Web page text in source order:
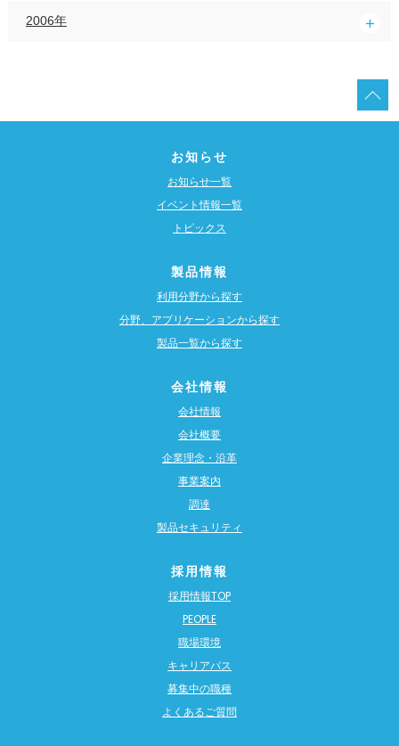
2006年
お知らせ
お知らせ一覧
イベント情報一覧
トピックス
製品情報
利用分野から探す
分野、アプリケーションから探す
製品一覧から探す
会社情報
会社情報
会社概要
企業理念・沿革
事業案内
調達
製品セキュリティ
採用情報
採用情報TOP
PEOPLE
職場環境
キャリアパス
募集中の職種
よくあるご質問